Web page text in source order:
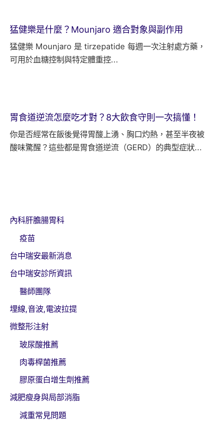
猛健樂是什麼？Mounjaro 適合對象與副作用
猛健樂 Mounjaro 是 tirzepatide 每週一次注射處方藥，
可用於血糖控制與特定體重控...
胃食道逆流怎麼吃才對？8大飲食守則一次搞懂！
你是否經常在飯後覺得胃酸上湧、胸口灼熱，甚至半夜被
酸味驚醒？這些都是胃食道逆流（GERD）的典型症狀...
內科肝膽腸胃科
疫苗
台中瑞安最新消息
台中瑞安診所資訊
醫師團隊
埋線,音波,電波拉提
微整形注射
玻尿酸推薦
肉毒桿菌推薦
膠原蛋白增生劑推薦
減肥瘦身與局部消脂
減重常見問題